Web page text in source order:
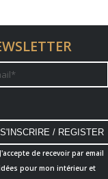
J'accepte de recevoir par email
pour mon intérieur et